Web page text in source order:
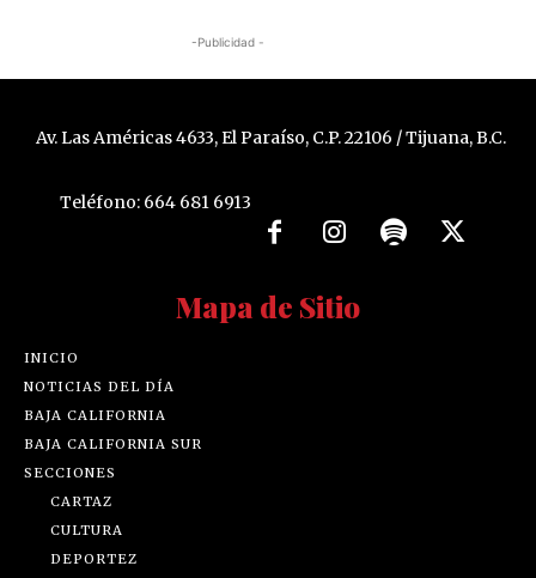
-Publicidad -
Av. Las Américas 4633, El Paraíso, C.P. 22106 / Tijuana, B.C.
Teléfono: 664 681 6913
Mapa de Sitio
INICIO
NOTICIAS DEL DÍA
BAJA CALIFORNIA
BAJA CALIFORNIA SUR
SECCIONES
CARTAZ
CULTURA
DEPORTEZ